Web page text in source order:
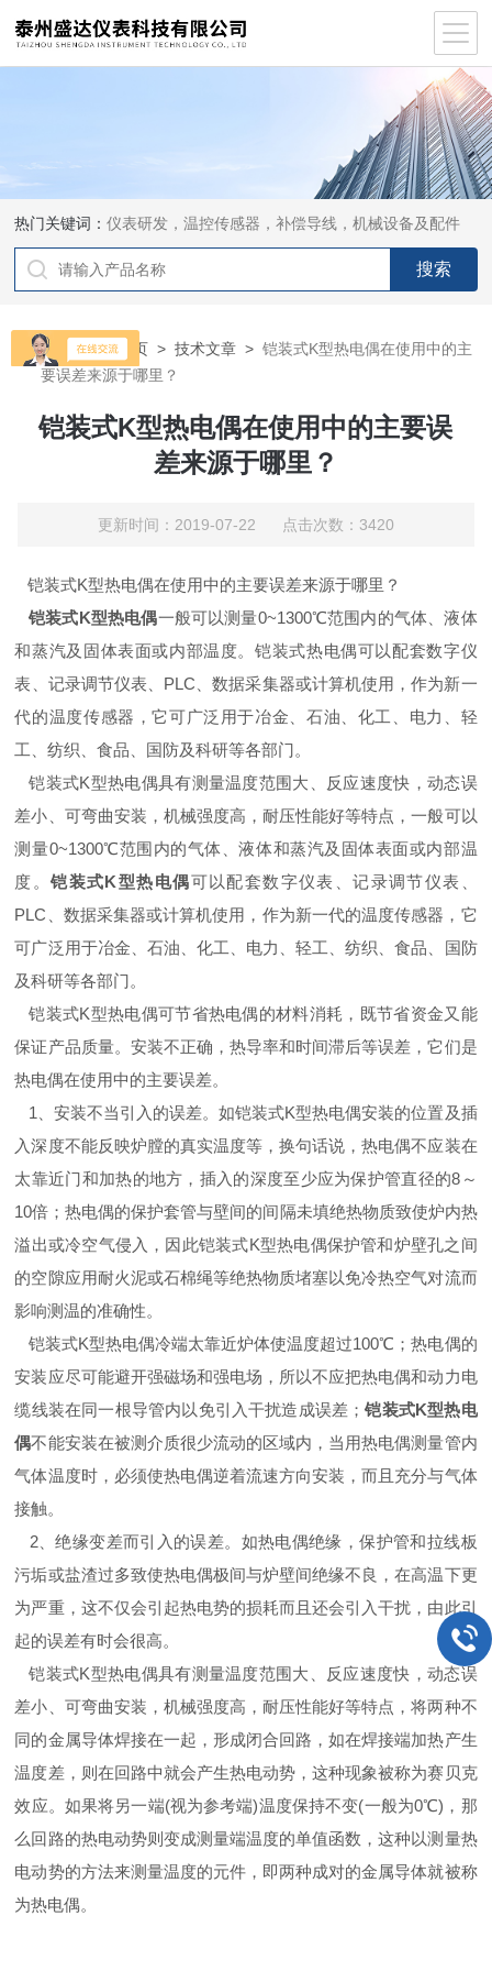
热门关键词：仪表研发，温控传感器，补偿导线，机械设备及配件
当前位置：首页 >技术文章 >铠装式K型热电偶在使用中的主
要误差来源于哪里？
铠装式K型热电偶在使用中的主要误
差来源于哪里？
更新时间：2019-07-22 点击次数：3420
铠装式K型热电偶在使用中的主要误差来源于哪里？
铠装式K型热电偶一般可以测量0~1300℃范围内的气体、液体
和蒸汽及固体表面或内部温度。铠装式热电偶可以配套数字仪
表、记录调节仪表、PLC、数据采集器或计算机使用，作为新一
代的温度传感器，它可广泛用于冶金、石油、化工、电力、轻
工、纺织、食品、国防及科研等各部门。
铠装式K型热电偶具有测量温度范围大、反应速度快，动态误
差小、可弯曲安装，机械强度高，耐压性能好等特点，一般可以
测量0~1300℃范围内的气体、液体和蒸汽及固体表面或内部温
度。铠装式K型热电偶可以配套数字仪表、记录调节仪表、
PLC、数据采集器或计算机使用，作为新一代的温度传感器，它
可广泛用于冶金、石油、化工、电力、轻工、纺织、食品、国防
及科研等各部门。
铠装式K型热电偶可节省热电偶的材料消耗，既节省资金又能
保证产品质量。安装不正确，热导率和时间滞后等误差，它们是
热电偶在使用中的主要误差。
1、安装不当引入的误差。如铠装式K型热电偶安装的位置及插
入深度不能反映炉膛的真实温度等，换句话说，热电偶不应装在
太靠近门和加热的地方，插入的深度至少应为保护管直径的8～
10倍；热电偶的保护套管与壁间的间隔未填绝热物质致使炉内热
溢出或冷空气侵入，因此铠装式K型热电偶保护管和炉壁孔之间
的空隙应用耐火泥或石棉绳等绝热物质堵塞以免冷热空气对流而
影响测温的准确性。
铠装式K型热电偶冷端太靠近炉体使温度超过100℃；热电偶的
安装应尽可能避开强磁场和强电场，所以不应把热电偶和动力电
缆线装在同一根导管内以免引入干扰造成误差；铠装式K型热电
偶不能安装在被测介质很少流动的区域内，当用热电偶测量管内
气体温度时，必须使热电偶逆着流速方向安装，而且充分与气体
接触。
2、绝缘变差而引入的误差。如热电偶绝缘，保护管和拉线板
污垢或盐渣过多致使热电偶极间与炉壁间绝缘不良，在高温下更
为严重，这不仅会引起热电势的损耗而且还会引入干扰，由此引
起的误差有时会很高。
铠装式K型热电偶具有测量温度范围大、反应速度快，动态误
差小、可弯曲安装，机械强度高，耐压性能好等特点，将两种不
同的金属导体焊接在一起，形成闭合回路，如在焊接端加热产生
温度差，则在回路中就会产生热电动势，这种现象被称为赛贝克
效应。如果将另一端(视为参考端)温度保持不变(一般为0℃)，那
么回路的热电动势则变成测量端温度的单值函数，这种以测量热
电动势的方法来测量温度的元件，即两种成对的金属导体就被称
为热电偶。